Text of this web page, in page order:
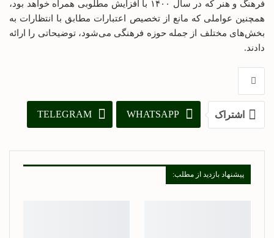
فرهنگ و هنر که در سال ۱۴۰۰ با افزایش مطلوبی همراه خواهد بود،
همچنین عواملی که مانع از تخصیص اعتبارات مطابق با انتظارات به
بخش‌های مختلف از جمله حوزه فرهنگی می‌شود، توضیحاتی را ارائه
دادند.
اشتراک WHATSAPP
TELEGRAM
پیشنهاد بازدید از مطلب: